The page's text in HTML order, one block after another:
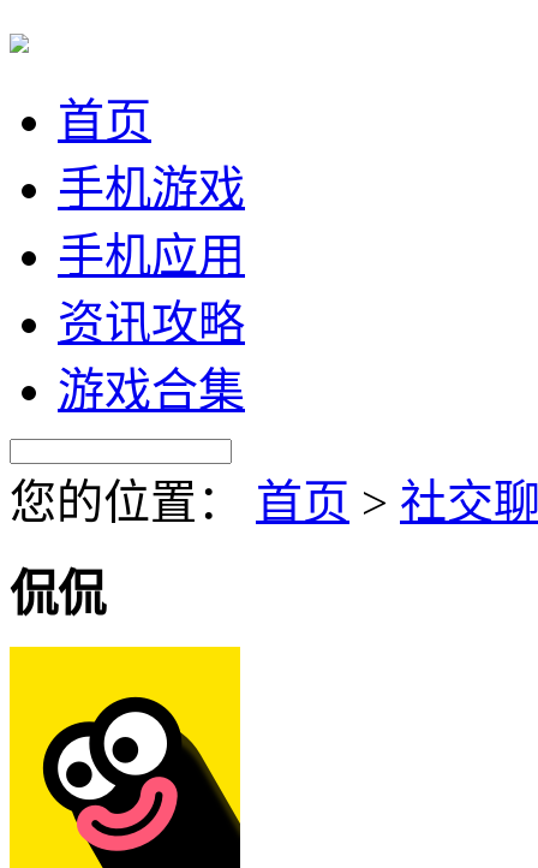
首页
手机游戏
手机应用
资讯攻略
游戏合集
您的位置： 首页 > 社交
侃侃